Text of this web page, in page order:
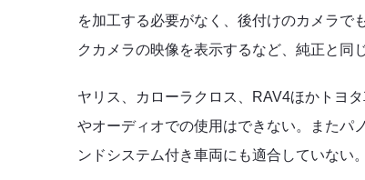
を加工する必要がなく、後付けのカメラで
クカメラの映像を表示するなど、純正と同
ヤリス、カローラクロス、RAV4ほかトヨ
やオーディオでの使用はできない。またパ
ンドシステム付き車両にも適合していない。